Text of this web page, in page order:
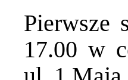
Pierwsze
17.00 w